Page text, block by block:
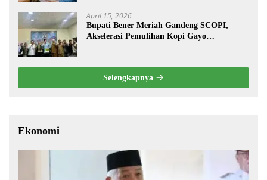
April 15, 2026
Bupati Bener Meriah Gandeng SCOPI,
Akselerasi Pemulihan Kopi Gayo
Selengkapnya
Ekonomi